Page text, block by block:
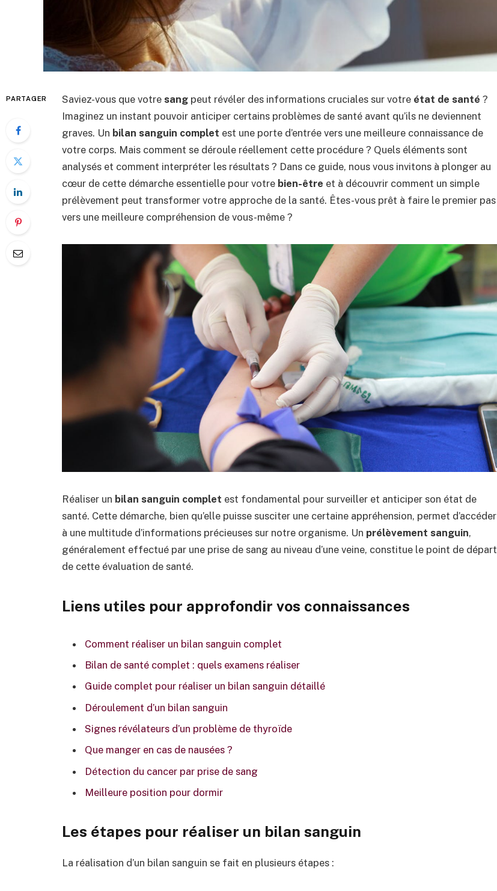
PARTAGER Saviez-vous que votre sang peut révéler des informations cruciales sur votre état de santé ?
Imaginez un instant pouvoir anticiper certains problèmes de santé avant qu’ils ne deviennent
graves. Un bilan sanguin complet est une porte d’entrée vers une meilleure connaissance de
votre corps. Mais comment se déroule réellement cette procédure ? Quels éléments sont
analysés et comment interpréter les résultats ? Dans ce guide, nous vous invitons à plonger au
cœur de cette démarche essentielle pour votre bien-être et à découvrir comment un simple
prélèvement peut transformer votre approche de la santé. Êtes-vous prêt à faire le premier pas
vers une meilleure compréhension de vous-même ?
Réaliser un bilan sanguin complet est fondamental pour surveiller et anticiper son état de
santé. Cette démarche, bien qu’elle puisse susciter une certaine appréhension, permet d’accéder
à une multitude d’informations précieuses sur notre organisme. Un prélèvement sanguin,
généralement effectué par une prise de sang au niveau d’une veine, constitue le point de départ
de cette évaluation de santé.
Liens utiles pour approfondir vos connaissances
Comment réaliser un bilan sanguin complet
Bilan de santé complet : quels examens réaliser
Guide complet pour réaliser un bilan sanguin détaillé
Déroulement d’un bilan sanguin
Signes révélateurs d’un problème de thyroïde
Que manger en cas de nausées ?
Détection du cancer par prise de sang
Meilleure position pour dormir
Les étapes pour réaliser un bilan sanguin
La réalisation d’un bilan sanguin se fait en plusieurs étapes :